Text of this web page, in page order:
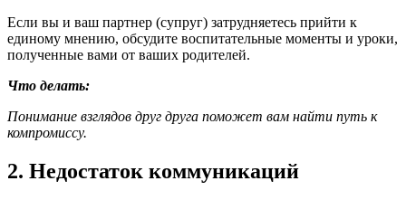
Если вы и ваш партнер (супруг) затрудняетесь прийти к
единому мнению, обсудите воспитательные моменты и уроки,
полученные вами от ваших родителей.
Что делать:
Понимание взглядов друг друга поможет вам найти путь к
компромиссу.
2. Недостаток коммуникаций